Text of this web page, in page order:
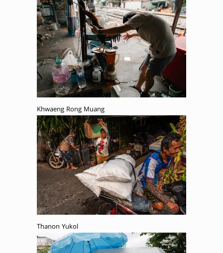
Khwaeng Rong Muang
Thanon Yukol